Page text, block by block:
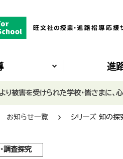
進
お知らせ一覧 シリーズ 知の探
調査探究
被害を受けられた学校・皆さまに、